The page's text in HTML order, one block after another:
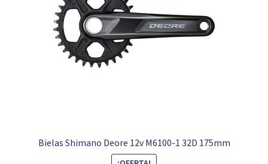
Bielas Shimano Deore 12v M6100-1 32D 175mm